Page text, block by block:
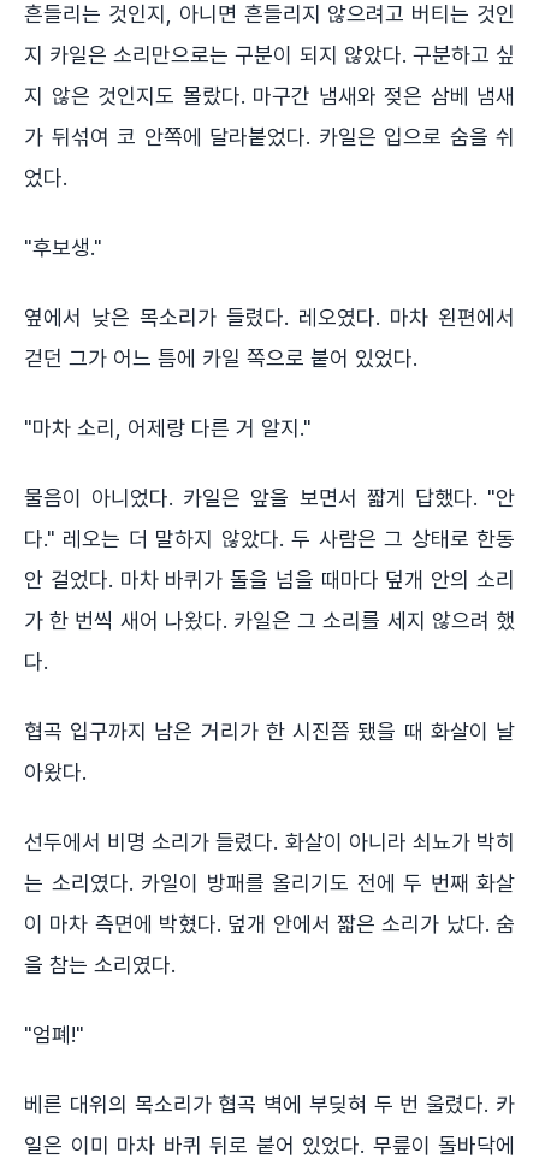
흔들리는 것인지, 아니면 흔들리지 않으려고 버티는 것인
지 카일은 소리만으로는 구분이 되지 않았다. 구분하고 싶
지 않은 것인지도 몰랐다. 마구간 냄새와 젖은 삼베 냄새
가 뒤섞여 코 안쪽에 달라붙었다. 카일은 입으로 숨을 쉬
었다.
"후보생."
옆에서 낮은 목소리가 들렸다. 레오였다. 마차 왼편에서
걷던 그가 어느 틈에 카일 쪽으로 붙어 있었다.
"마차 소리, 어제랑 다른 거 알지."
물음이 아니었다. 카일은 앞을 보면서 짧게 답했다. "안
다." 레오는 더 말하지 않았다. 두 사람은 그 상태로 한동
안 걸었다. 마차 바퀴가 돌을 넘을 때마다 덮개 안의 소리
가 한 번씩 새어 나왔다. 카일은 그 소리를 세지 않으려 했
다.
협곡 입구까지 남은 거리가 한 시진쯤 됐을 때 화살이 날
아왔다.
선두에서 비명 소리가 들렸다. 화살이 아니라 쇠뇨가 박히
는 소리였다. 카일이 방패를 올리기도 전에 두 번째 화살
이 마차 측면에 박혔다. 덮개 안에서 짧은 소리가 났다. 숨
을 참는 소리였다.
"엄폐!"
베른 대위의 목소리가 협곡 벽에 부딪혀 두 번 울렸다. 카
일은 이미 마차 바퀴 뒤로 붙어 있었다. 무릎이 돌바닥에